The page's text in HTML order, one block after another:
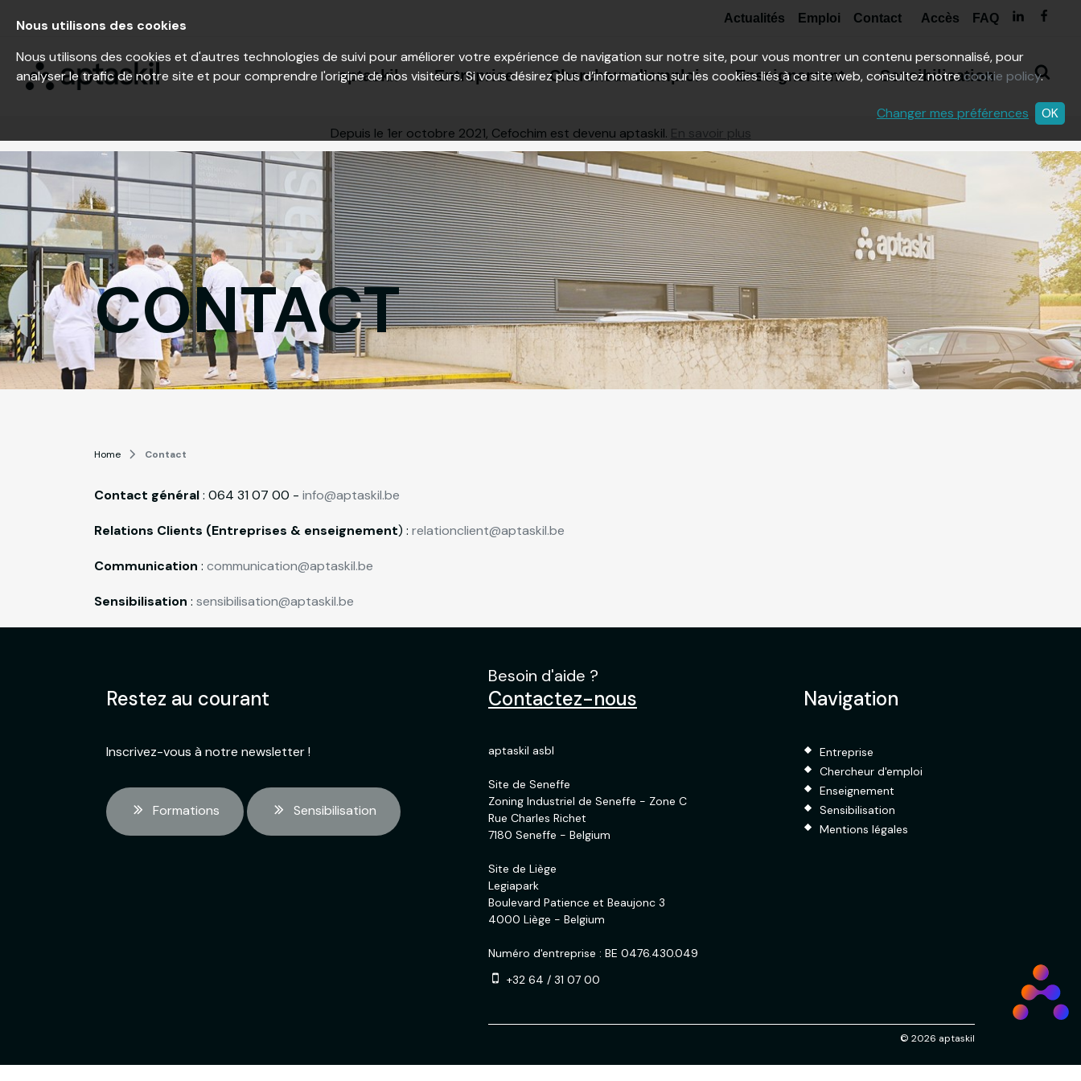
Actualités Emploi Contact Accès FAQ
aptaskil Entreprise Chercheur d'emploi Enseignement Sensibilisation
Depuis le 1er octobre 2021, Cefochim est devenu aptaskil. En savoir plus
CONTACT
Home Contact
Contact général: 064 31 07 00 - info@aptaskil.be
Relations Clients (Entreprises & enseignement) : relationclient@aptaskil.be
Communication : communication@aptaskil.be
Sensibilisation : sensibilisation@aptaskil.be
Restez au courant
Inscrivez-vous à notre newsletter !
Formations Sensibilisation
Besoin d'aide ?
Contactez-nous
aptaskil asbl
Site de Seneffe
Zoning Industriel de Seneffe - Zone C
Rue Charles Richet
7180 Seneffe - Belgium
Site de Liège
Legiapark
Boulevard Patience et Beaujonc 3
4000 Liège - Belgium
Numéro d'entreprise : BE 0476.430.049
+32 64 / 31 07 00
Navigation
Entreprise
Chercheur d'emploi
Enseignement
Sensibilisation
Mentions légales
© 2026 aptaskil
Nous utilisons des cookies
Nous utilisons des cookies et d'autres technologies de suivi pour améliorer votre expérience de navigation sur notre site, pour vous montrer un contenu personnalisé, pour
analyser le trafic de notre site et pour comprendre l'origine de nos visiteurs. Si vous désirez plus d’informations sur les cookies liés à ce site web, consultez notrecookie policy.
OK
Changer mes préférences